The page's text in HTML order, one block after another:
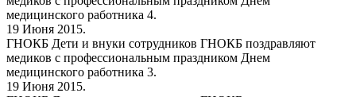
медицинского работника 4.
19 Июня 2015.
ГНОКБ Дети и внуки сотрудников ГНОКБ поздравляют
медиков с профессиональным праздником Днем
медицинского работника 3.
19 Июня 2015.